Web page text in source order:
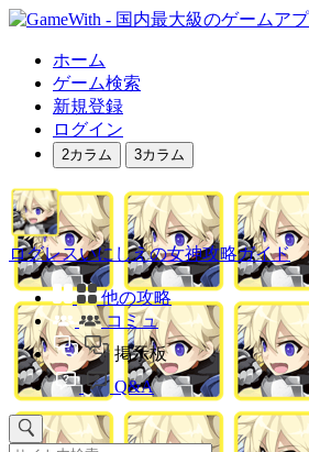
ホーム
ゲーム検索
新規登録
ログイン
2カラム 3カラム
ログレスいにしえの女神攻略ガイド
他の攻略
コミュ
掲示板
Q&A